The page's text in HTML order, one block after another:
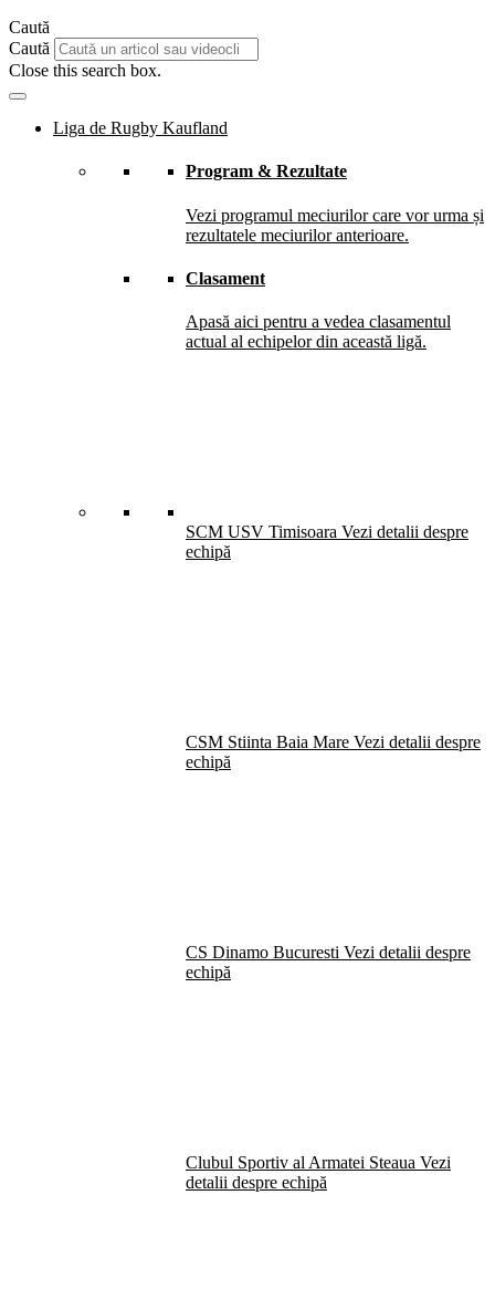
Caută
Caută
Close this search box.
Liga de Rugby Kaufland
Program & Rezultate
Vezi programul meciurilor care vor urma și
rezultatele meciurilor anterioare.
Clasament
Apasă aici pentru a vedea clasamentul
actual al echipelor din această ligă.
SCM USV Timisoara Vezi detalii despre
echipă
CSM Stiinta Baia Mare Vezi detalii despre
echipă
CS Dinamo Bucuresti Vezi detalii despre
echipă
Clubul Sportiv al Armatei Steaua Vezi
detalii despre echipă